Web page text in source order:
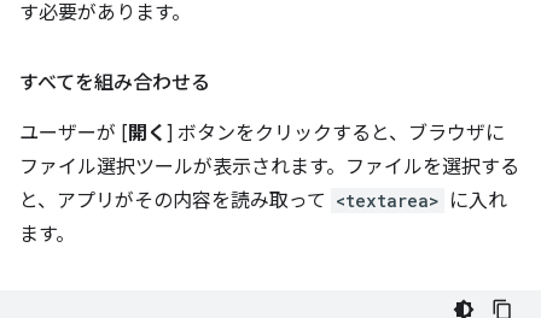
す必要があります。
すべてを組み合わせる
ユーザーが [ 開く ] ボタンをクリックすると、ブラウザに
ファイル選択ツールが表示されます。ファイルを選択する
と、アプリがその内容を読み取って <textarea> に入れ
ます。